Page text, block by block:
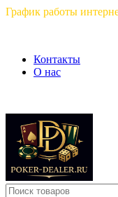
График работы
Контакты
О нас